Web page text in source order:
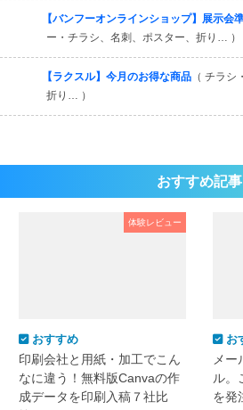
【バンフーオンラインショップ】展示会
ー・チラシ、名刺、ポスター、折り… ）
【ラクスル】今月のお得な商品 （ チラ
折り… ）
おすすめ記事
体験レビュー
おすすめ
印刷会社と用紙・加工でこん
なに違う！無料版Canvaの作
成データを印刷入稿７社比
お
メ
ル。
を発